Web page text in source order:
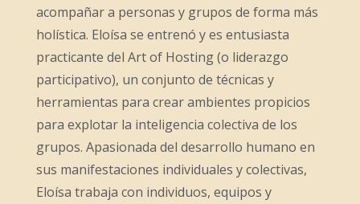
acompañar a personas y grupos de forma más
holística. Eloísa se entrenó y es entusiasta
practicante del Art of Hosting (o liderazgo
participativo), un conjunto de técnicas y
herramientas para crear ambientes propicios
para explotar la inteligencia colectiva de los
grupos. Apasionada del desarrollo humano en
sus manifestaciones individuales y colectivas,
Eloísa trabaja con individuos, equipos y